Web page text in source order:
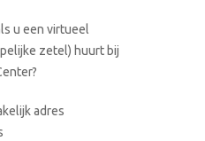
u een virtueel
zetel) huurt bij
adres